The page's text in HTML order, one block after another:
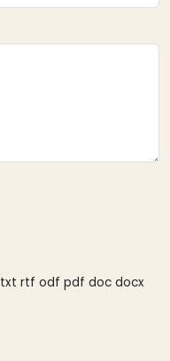
rtf odf pdf doc docx